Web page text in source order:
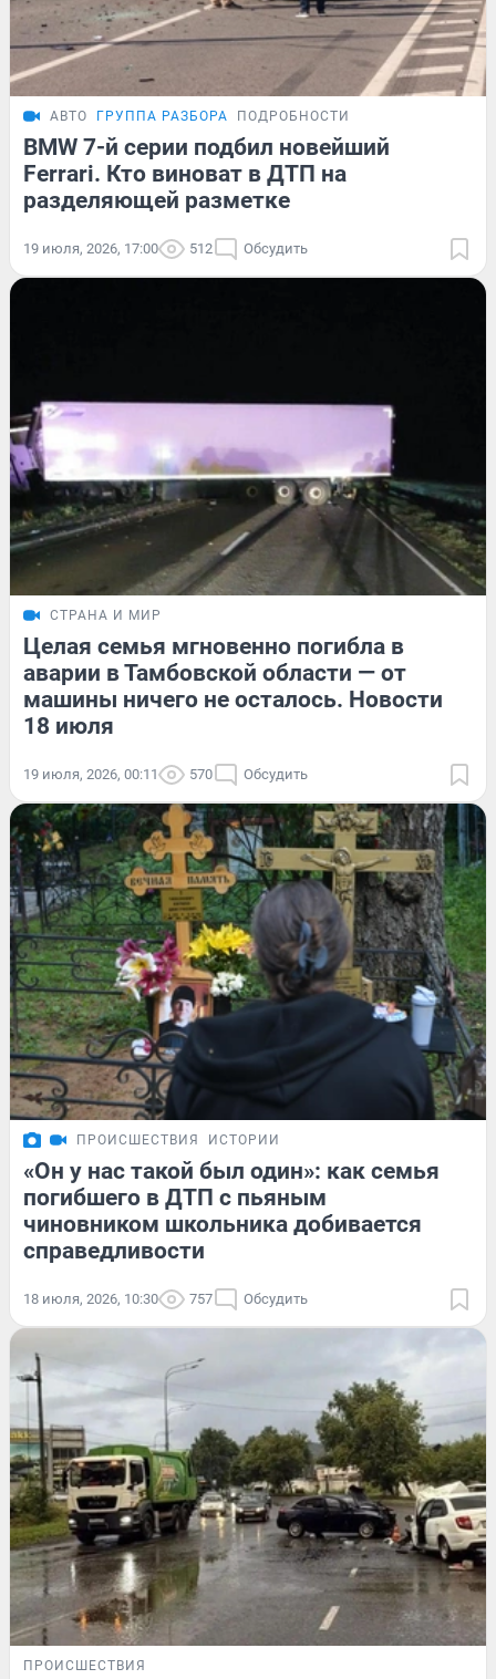
АВТО ГРУППА РАЗБОРА ПОДРОБНОСТИ
BMW 7-й серии подбил новейший
Ferrari. Кто виноват в ДТП на
разделяющей разметке
19 июля, 2026, 17:00 512 Обсудить
СТРАНА И МИР
Целая семья мгновенно погибла в
аварии в Тамбовской области — от
машины ничего не осталось. Новости
18 июля
19 июля, 2026, 00:11 570 Обсудить
ПРОИСШЕСТВИЯ ИСТОРИИ
«Он у нас такой был один»: как семья
погибшего в ДТП с пьяным
чиновником школьника добивается
справедливости
18 июля, 2026, 10:30 757 Обсудить
ПРОИСШЕСТВИЯ